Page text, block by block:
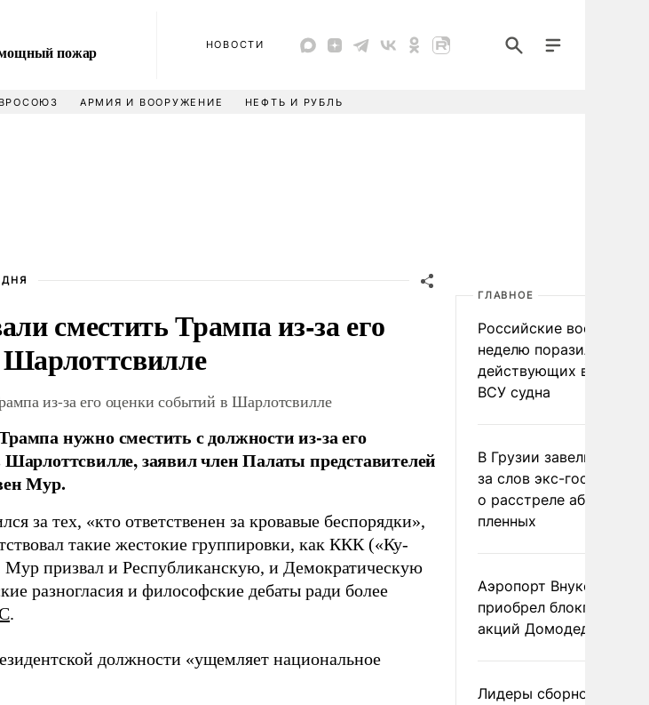
пожар НОВОСТИ
АРМИЯ И ВООРУЖЕНИЕ НЕФТЬ И РУБЛЬ
сместить Трампа из-за его
из-за его оценки событий в Шарлотсвилле
нужно сместить с должности из-за его
заявил член Палаты представителей
Мур.
за тех, «кто ответственен за кровавые беспорядки»,
такие жестокие группировки, как ККК («Ку-
Мур призвал и Республиканскую, и Демократическую
разногласия и философские дебаты ради более
.
должности «ущемляет национальное
ГЛАВНОЕ
Российские военные за
неделю поразили 34
действующих в
ВСУ судна
В Грузии завели дело
за слов экс-
о расстреле абхазских
пленных
Аэропорт Внуково
приобрел блокпакет
акций Домодедово
Лидеры сборной